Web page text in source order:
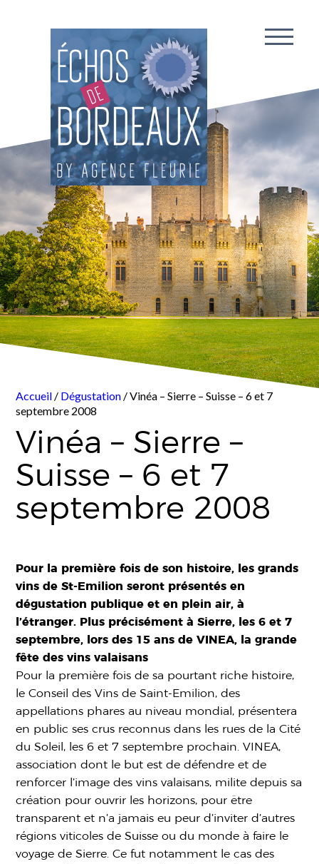
Accueil / Dégustation / Vinéa – Sierre – Suisse – 6 et 7
septembre 2008
Vinéa – Sierre –
Suisse – 6 et 7
septembre 2008
Pour la première fois de son histoire, les grands
vins de St-Emilion seront présentés en
dégustation publique et en plein air, à
l’étranger. Plus précisément à Sierre, les 6 et 7
septembre, lors des 15 ans de VINEA, la grande
fête des vins valaisans
Pour la première fois de sa pourtant riche histoire,
le Conseil des Vins de Saint-Emilion, des
appellations phares au niveau mondial, présentera
en public ses crus reconnus dans les rues de la Cité
du Soleil, les 6 et 7 septembre prochain. VINEA,
association dont le but est de défendre et de
renforcer l’image des vins valaisans, milite depuis sa
création pour ouvrir les horizons, pour être
transparent et n’a jamais eu peur d’inviter d’autres
régions viticoles de Suisse ou du monde à faire le
voyage de Sierre. Ce fut notamment le cas des